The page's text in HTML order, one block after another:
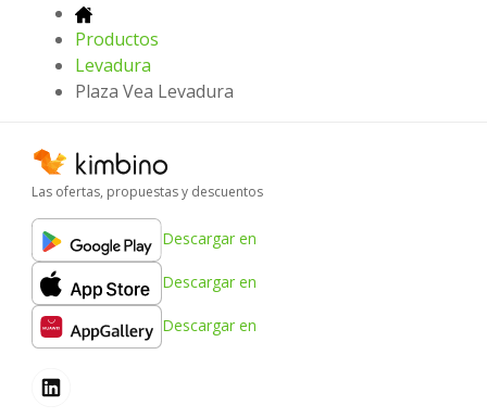
Productos
Levadura
Plaza Vea Levadura
Las ofertas, propuestas y descuentos
Descargar en
Descargar en
Descargar en